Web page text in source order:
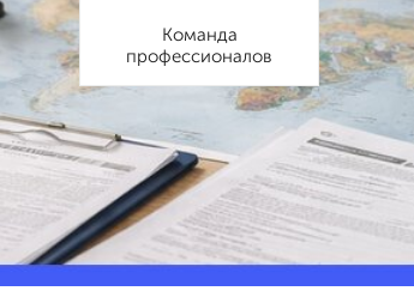
Команда
профессионалов